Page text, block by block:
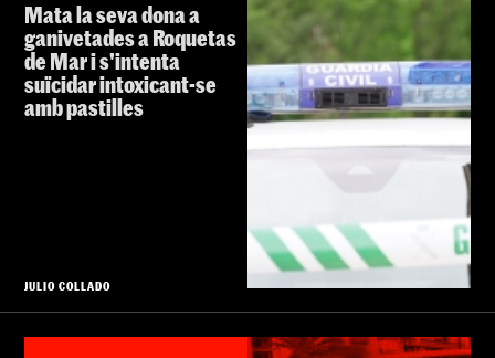
Mata la seva dona a
ganivetades a Roquetas
de Mar i s'intenta
suïcidar intoxicant-se
amb pastilles
JULIO COLLADO